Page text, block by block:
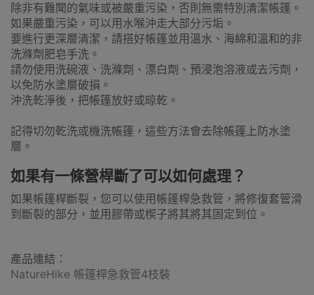
除非有難聞的氣味或被嚴重污染，否則無需特別清潔帳篷。
如果嚴重污染，可以用水喉沖走大部分污垢。
要進行更深層清潔，請搭好帳篷並用溫水、海綿和溫和的非
洗滌劑肥皂手洗。
請勿使用洗碗液、洗滌劑、漂白劑、預浸泡溶液或去污劑，
以免防水塗層破損。
沖洗乾淨後，把帳篷放好或晾乾。
記得切勿乾洗或機洗帳篷，這些方法會去除帳篷上防水塗
層。
如果有一條營桿斷了可以如何處理？
如果帳篷桿斷裂，您可以使用帳篷桿急救管，將修復套管滑
到斷裂的部分，並用膠帶或楔子將其將其固定到位。
產品連結：
NatureHike 帳篷桿急救管4枝裝